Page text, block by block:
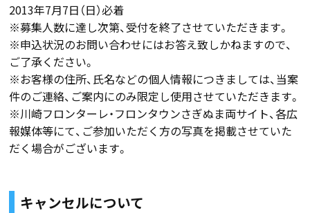
2013年7月7日（日）必着
※募集人数に達し次第、受付を終了させていただきます。
※申込状況のお問い合わせにはお答え致しかねますので、
ご了承ください。
※お客様の住所、氏名などの個人情報につきましては、当案
件のご連絡、ご案内にのみ限定し使用させていただきます。
※川崎フロンターレ・フロンタウンさぎぬま両サイト、各広
報媒体等にて、ご参加いただく方の写真を掲載させていた
だく場合がございます。
キャンセルについて